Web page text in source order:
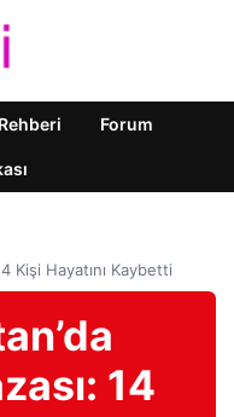
Forum
Kişi Hayatını Kaybetti
14